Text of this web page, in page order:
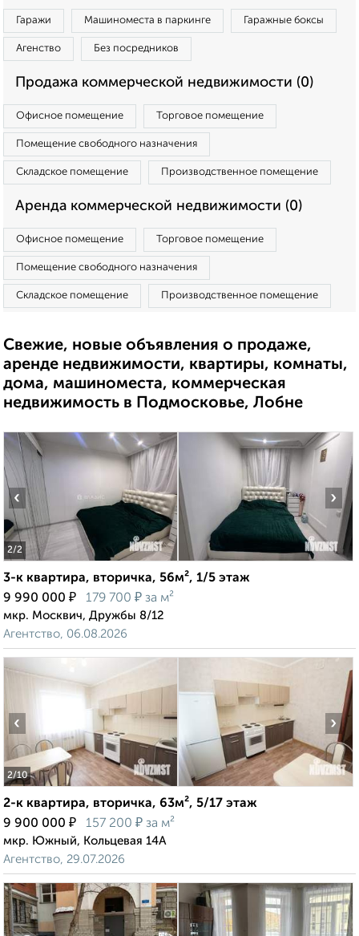
Гаражи Машиноместа в паркинге Гаражные боксы
Агенство Без посредников
Продажа коммерческой недвижимости (0)
Офисное помещение Торговое помещение
Помещение свободного назначения
Складское помещение Производственное помещение
Аренда коммерческой недвижимости (0)
Офисное помещение Торговое помещение
Помещение свободного назначения
Складское помещение Производственное помещение
Свежие, новые объявления о продаже,
аренде недвижимости, квартиры, комнаты,
дома, машиноместа, коммерческая
недвижимость в Подмосковье, Лобне
2/2
‹ ›
3-к квартира, вторичка, 56м², 1/5 этаж
9 990 000 ₽ 179 700 ₽ за м²
мкр. Москвич, Дружбы 8/12
Агентство, 06.08.2026
2/10
‹ ›
2-к квартира, вторичка, 63м², 5/17 этаж
9 900 000 ₽ 157 200 ₽ за м²
мкр. Южный, Кольцевая 14А
Агентство, 29.07.2026